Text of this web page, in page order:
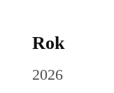
Rok
2026